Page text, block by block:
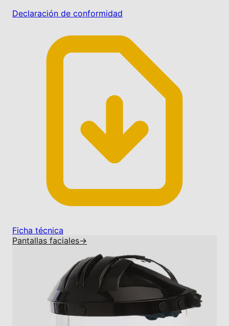
Declaración de conformidad
Ficha técnica
Pantallas faciales→